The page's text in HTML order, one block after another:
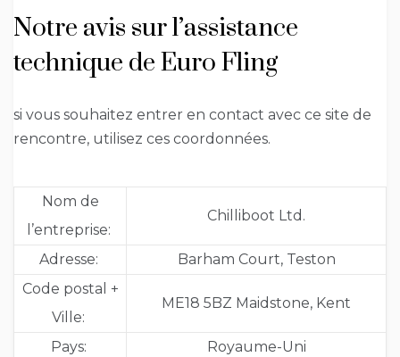
Notre avis sur l’assistance
technique de Euro Fling
si vous souhaitez entrer en contact avec ce site de
rencontre, utilisez ces coordonnées.
Nom de
l’entreprise:
Chilliboot Ltd.
Adresse:
Barham Court, Teston
Code postal +
Ville:
ME18 5BZ Maidstone, Kent
Pays:
Royaume-Uni